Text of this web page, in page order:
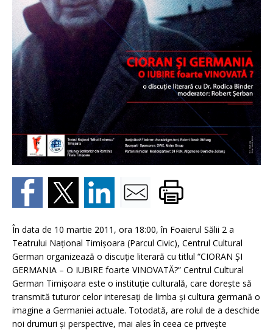
În data de 10 martie 2011, ora 18:00, în Foaierul Sălii 2 a
Teatrului Naţional Timişoara (Parcul Civic), Centrul Cultural
German organizează o discuţie literară cu titlul “CIORAN ŞI
GERMANIA – O IUBIRE foarte VINOVATĂ?” Centrul Cultural
German Timişoara este o instituţie culturală, care doreşte să
transmită tuturor celor interesaţi de limba şi cultura germană o
imagine a Germaniei actuale. Totodată, are rolul de a deschide
noi drumuri şi perspective, mai ales în ceea ce priveşte